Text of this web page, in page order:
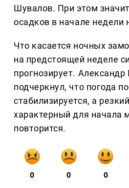
Шувалов. При этом
осадков в начале недели
Что касается ночных
на предстоящей неделе
прогнозирует.
подчеркнул, что погода
стабилизируется, а
характерный для начала
повторится.
0 0 0